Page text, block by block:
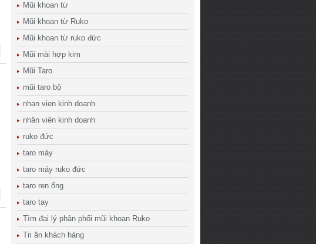
Mũi khoan từ
Mũi khoan từ Ruko
Mũi khoan từ ruko đức
Mũi mài hợp kim
Mũi Taro
mũi taro bộ
nhan vien kinh doanh
nhân viên kinh doanh
ruko đức
taro máy
taro máy ruko đức
taro ren ống
taro tay
Tìm đại lý phân phối mũi khoan Ruko
Tri ân khách hàng